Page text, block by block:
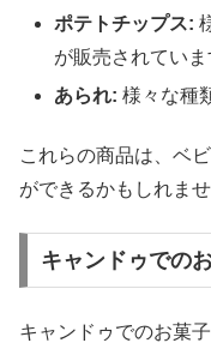
ポテトチップス:
が販売されていま
あられ: 様々な種
これらの商品は、ベ
ができるかもしれませ
キャンドゥでの
キャンドゥでのお菓